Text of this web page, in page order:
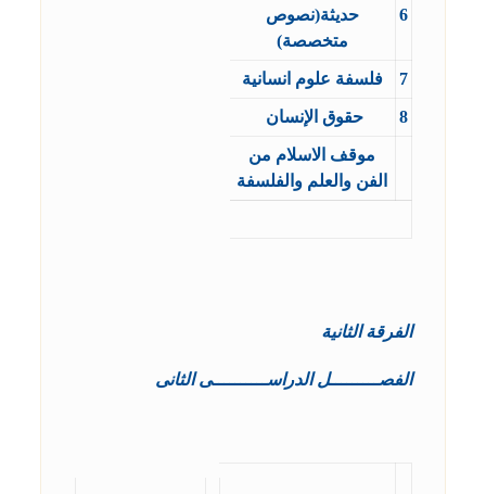
6
حديثة(نصوص
متخصصة)
7 فلسفة علوم انسانية
8 حقوق الإنسان
موقف الاسلام من
الفن والعلم والفلسفة
الفرقة الثانية
الفصـــــــــل الدراســــــــــى الثانى